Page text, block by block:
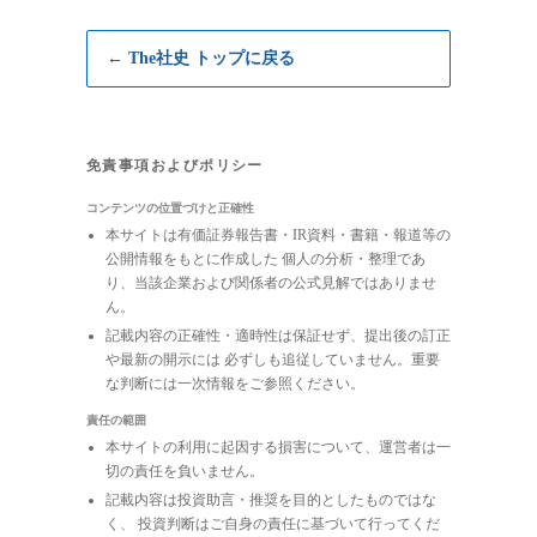
← The社史 トップに戻る
免責事項およびポリシー
コンテンツの位置づけと正確性
本サイトは有価証券報告書・IR資料・書籍・報道等の
公開情報をもとに作成した 個人の分析・整理であ
り、当該企業および関係者の公式見解ではありませ
ん。
記載内容の正確性・適時性は保証せず、提出後の訂正
や最新の開示には 必ずしも追従していません。重要
な判断には一次情報をご参照ください。
責任の範囲
本サイトの利用に起因する損害について、運営者は一
切の責任を負いません。
記載内容は投資助言・推奨を目的としたものではな
く、 投資判断はご自身の責任に基づいて行ってくだ